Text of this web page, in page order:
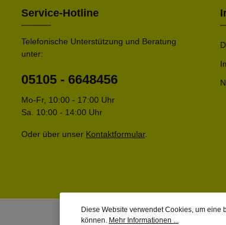
Service-Hotline
Telefonische Unterstützung und Beratung
unter:
05105 - 6648456
Mo-Fr, 10:00 - 17:00 Uhr
Sa. 10:00 - 14:00 Uhr
Oder über unser Kontaktformular.
Diese Website verwendet Cookies, um eine
können. Mehr Informationen ...